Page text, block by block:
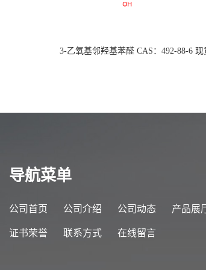
3-乙氧基邻羟基苯醛 CAS：492-88-6 现
导航菜单
公司首页 公司介绍 公司动态 产品展
证书荣誉 联系方式 在线留言